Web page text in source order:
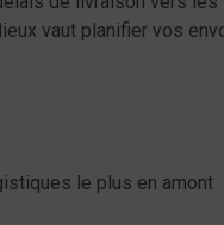
vaut planifier vos
le plus en amont